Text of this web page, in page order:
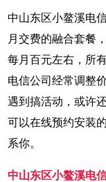
中山东区小鳌溪电
月交费的融合套餐
每月百元左右，所
电信公司经常调整
遇到搞活动，或许
可以在线预约安装
系你。
中山东区小鳌溪电